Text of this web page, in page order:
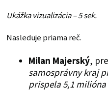
Ukážka vizualizácia – 5 sek.
Nasleduje priama reč.
Milan Majerský,
samosprávny kraj
prispela 5,1 milióna